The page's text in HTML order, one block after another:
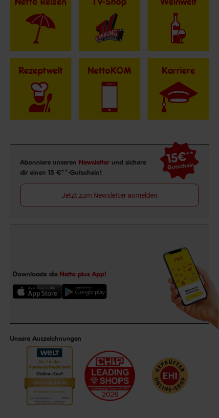
Rezeptwelt NettoKOM Karriere
Newsletter Anmeldung
Abonniere unseren Newsletter und sichere
dir einen 15 €**-Gutschein!
15€**
Gutschein
Jetzt zum Newsletter anmelden
Downloade die Netto plus App!
Unsere Auszeichnungen